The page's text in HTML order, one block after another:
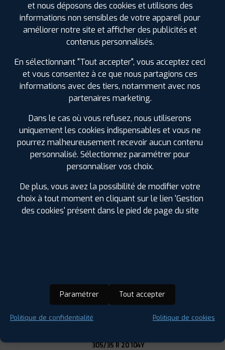
PNEU
PIRELLI
PZERO
305/35 ZR 20 104Y
Été
ⓘ D
Prix unitaire
360.90€
FAIRE INSTALLER CE
PNEU
PILOT SPORT CUP 2
305/35 R 20 107Y
CODE EAN : 3528709550789
360
FAIRE INSTALLER CE
PNEU
305/35 R 20 104Y
et nous déposons des cookies et utilisons des
informations non sensibles de votre appareil pour
améliorer notre site et afficher des publicités et
contenus personnalisés.
En sélectionnant "Tout accepter", vous acceptez ceci
et vous consentez à ce que nous partagions ces
informations avec des tiers, notamment avec nos
partenaires marketing.
Dans le cas où vous refusez, nous utiliserons
uniquement les cookies indispensables et vous ne
pourrez malheureusement recevoir aucun contenu
personnalisé. Sélectionnez paramétrer pour
personnaliser vos choix.
De plus, vous avez la possibilité de modifier votre
choix à tout moment en cliquant sur le lien 'Gestion
des cookies' présent dans le pied de page du site
Paramétrer Tout accepter
Politique de confidentialité Politique de cookies